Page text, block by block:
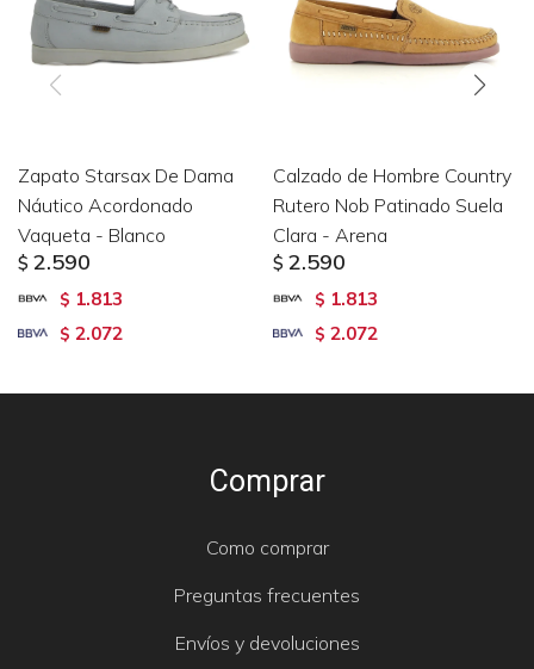
Zapato Starsax De Dama
Náutico Acordonado
Vaqueta - Blanco
$ 2.590
$ 1.813
$ 2.072
Calzado de Hombre Country
Rutero Nob Patinado Suela
Clara - Arena
$ 2.590
$ 1.813
$ 2.072
Comprar
Como comprar
Preguntas frecuentes
Envíos y devoluciones